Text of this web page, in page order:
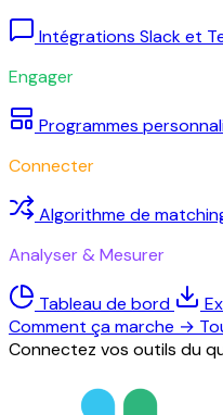
Intégrations Slack et
Engager
Programmes
Connecter
Algorithme de
Analyser & Mesurer
Tableau de bord
Comment ça marche →
Connectez vos outils du